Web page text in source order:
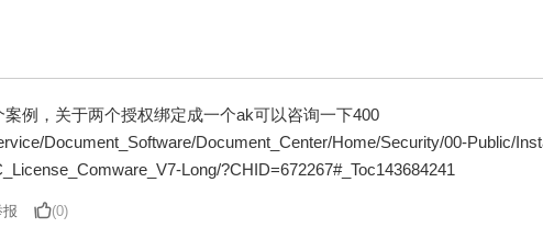
例，关于两个授权绑定成一个ak可以咨询一下400
Document_Software/Document_Center/Home/Security/00-Public/
Long/?CHID=672267#_Toc143684241
报 (0)